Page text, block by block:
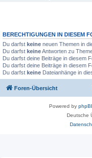
BERECHTIGUNGEN IN DIESEM
Du darfst keine neuen Themen in
Du darfst keineAntworten zu
Du darfst deine Beiträge in diesem
Du darfst deine Beiträge in diesem
Du darfst keine Dateianhänge in
Foren-Übersicht
Powered by
Deutsche